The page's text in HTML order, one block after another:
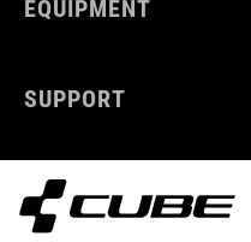
EQUIPMENT
SUPPORT
ABOUT US